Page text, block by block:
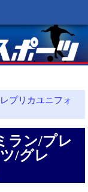
レプリカユニフォ
ラン/プレ
/グレ